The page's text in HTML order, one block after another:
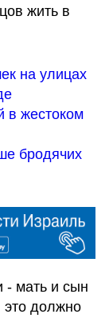
жить в
на улицах
в жестоком
бродячих
- мать и сын
это должно